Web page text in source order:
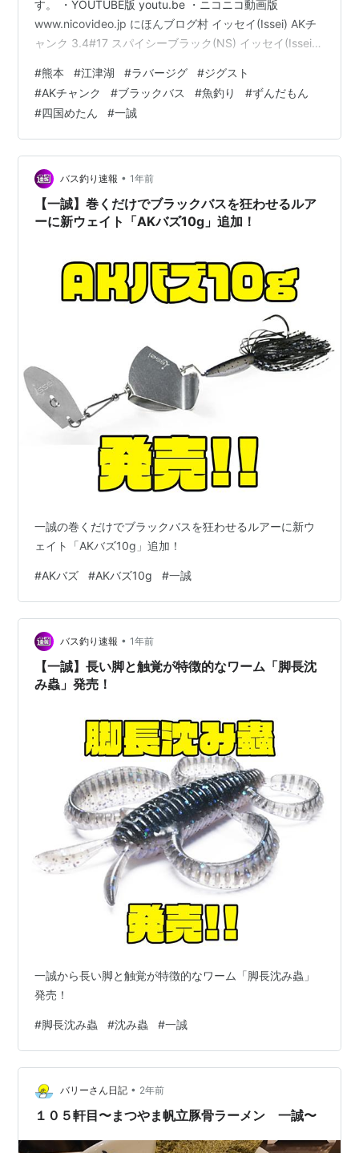
す。 ・YOUTUBE版 youtu.be ・ニコニコ動画版
www.nicovideo.jp にほんブログ村 イッセイ(Issei) AKチ
ャンク 3.4#17 スパイシーブラック(NS) イッセイ(Issei)
シ 頭をお尻の穴に通せばブレスレットになるよ！ 成近屋
Amazon ↓※これはリンクでなく単なる画像です。 ※サム
ネイル用画像
#熊本 #江津湖 #ラバージグ #ジグスト
#AKチャンク #ブラックバス #魚釣り #ずんだもん
#四国めたん #一誠
バス釣り速報 • 1年前
【一誠】巻くだけでブラックバスを狂わせるルア
ーに新ウェイト「AKバズ10g」追加！
一誠の巻くだけでブラックバスを狂わせるルアーに新ウ
ェイト「AKバズ10g」追加！
#AKバズ #AKバズ10g #一誠
バス釣り速報 • 1年前
【一誠】長い脚と触覚が特徴的なワーム「脚長沈
み蟲」発売！
一誠から長い脚と触覚が特徴的なワーム「脚長沈み蟲」
発売！
#脚長沈み蟲 #沈み蟲 #一誠
バリーさん日記 • 2年前
１０５軒目〜まつやま帆立豚骨ラーメン 一誠〜